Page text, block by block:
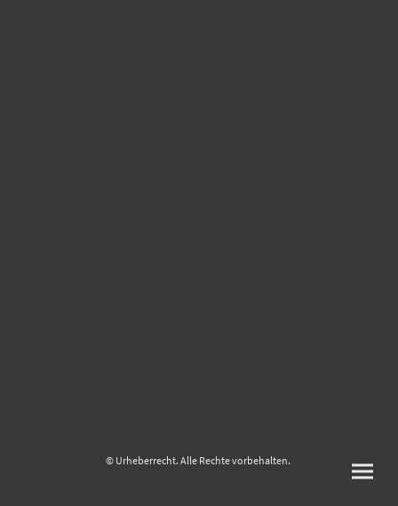
© Urheberrecht. Alle Rechte vorbehalten.